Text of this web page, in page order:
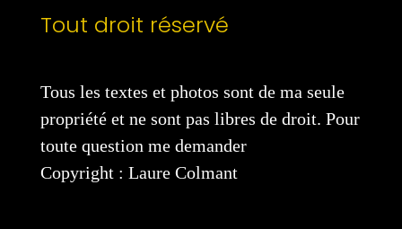
Tout droit réservé
Tous les textes et photos sont de ma seule
propriété et ne sont pas libres de droit. Pour
toute question me demander
Copyright : Laure Colmant